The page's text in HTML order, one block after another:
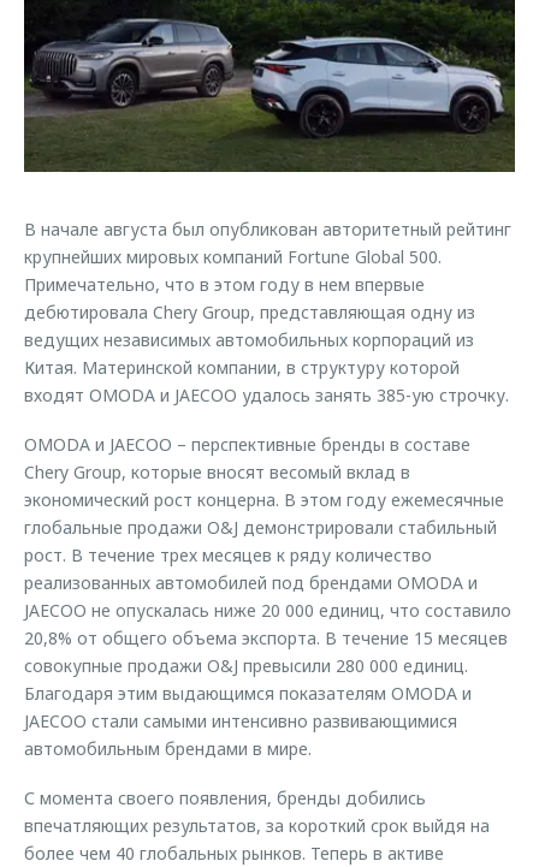
Страхование
Кредитный калькулятор
Аксессуары
Одежда и сувениры
Запчасти
Трейд-ин
Калькулятор трейд-ин
Клиентская поддержка
O&J Автоклуб
Клуб владельцев OMODA
Приложение O&J
Одежда и сувениры
Оригинальные аксессуары
Запчасти
Обратная связь
В начале августа был опубликован авторитетный рейтинг
крупнейших мировых компаний Fortune Global 500.
Примечательно, что в этом году в нем впервые
дебютировала Chery Group, представляющая одну из
ведущих независимых автомобильных корпораций из
Китая. Материнской компании, в структуру которой
входят OMODA и JAECOO удалось занять 385-ую строчку.
OMODA и JAECOO – перспективные бренды в составе
Chery Group, которые вносят весомый вклад в
экономический рост концерна. В этом году ежемесячные
глобальные продажи O&J демонстрировали стабильный
рост. В течение трех месяцев к ряду количество
реализованных автомобилей под брендами OMODA и
JAECOO не опускалась ниже 20 000 единиц, что составило
20,8% от общего объема экспорта. В течение 15 месяцев
совокупные продажи O&J превысили 280 000 единиц.
Благодаря этим выдающимся показателям OMODA и
JAECOO стали самыми интенсивно развивающимися
автомобильным брендами в мире.
С момента своего появления, бренды добились
впечатляющих результатов, за короткий срок выйдя на
более чем 40 глобальных рынков. Теперь в активе